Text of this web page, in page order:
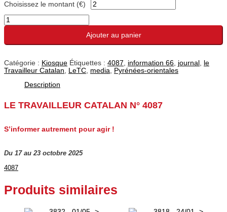
Choisissez le montant (€)
Ajouter au panier
Catégorie : Kiosque Étiquettes : 4087 information 66 journal le
Travailleur Catalan
LeTC media
Pyrénées-orientales
Description
LE TRAVAILLEUR CATALAN N° 4087
S’informer autrement pour agir !
Du 17 au 23 octobre 2025
4087
Produits similaires